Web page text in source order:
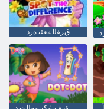
ﻕﺮﻔﻟﺍ ﺔﻌﻘﺑ ﺓﺭﺩ